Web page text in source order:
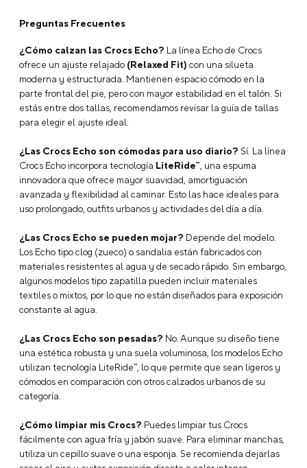
Califica el producto de 1 a 5 estrellas
★★★★★
Tu nombre
Dirección de email
Escribe un comentario
ENVIAR COMENTARIO
Preguntas Frecuentes
¿Cómo calzan las Crocs Echo? La línea Echo de Crocs
ofrece un ajuste relajado (Relaxed Fit) con una silueta
moderna y estructurada. Mantienen espacio cómodo en la
parte frontal del pie, pero con mayor estabilidad en el talón. Si
estás entre dos tallas, recomendamos revisar la guía de tallas
para elegir el ajuste ideal.
¿Las Crocs Echo son cómodas para uso diario? Sí. La línea
Crocs Echo incorpora tecnología LiteRide™, una espuma
innovadora que ofrece mayor suavidad, amortiguación
avanzada y flexibilidad al caminar. Esto las hace ideales para
uso prolongado, outfits urbanos y actividades del día a día.
¿Las Crocs Echo se pueden mojar? Depende del modelo.
Los Echo tipo clog (zueco) o sandalia están fabricados con
materiales resistentes al agua y de secado rápido. Sin embargo,
algunos modelos tipo zapatilla pueden incluir materiales
textiles o mixtos, por lo que no están diseñados para exposición
constante al agua.
¿Las Crocs Echo son pesadas? No. Aunque su diseño tiene
una estética robusta y una suela voluminosa, los modelos Echo
utilizan tecnología LiteRide™, lo que permite que sean ligeros y
cómodos en comparación con otros calzados urbanos de su
categoría.
¿Cómo limpiar mis Crocs? Puedes limpiar tus Crocs
fácilmente con agua fría y jabón suave. Para eliminar manchas,
utiliza un cepillo suave o una esponja. Se recomienda dejarlas